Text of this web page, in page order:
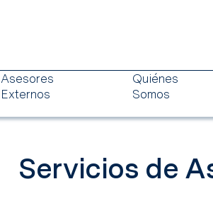
Asesores
Externos
Quiénes
Somos
Servicios de